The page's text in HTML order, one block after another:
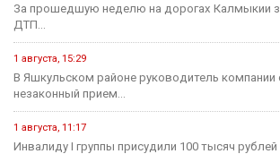
За прошедшую неделю на дорогах Калмыкии
ДТП...
1 августа, 15:29
В Яшкульском районе руководитель
незаконный прием...
1 августа, 11:17
Инвалиду I группы присудили 100 тысяч рублей